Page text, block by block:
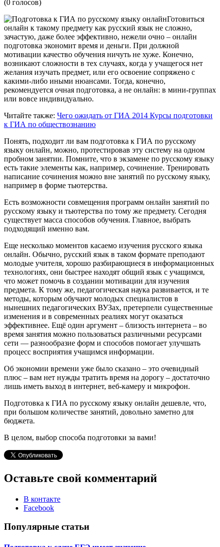
(0 голосов)
Готовиться
онлайн к такому предмету как русский язык не сложно,
зачастую, даже более эффективно, нежели очно – онлайн
подготовка экономит время и деньги. При должной
мотивации качество обучения ничуть не хуже. Конечно,
возникают сложности в тех случаях, когда у учащегося нет
желания изучать предмет, или его освоение сопряжено с
какими-либо иными нюансами. Тогда, конечно,
рекомендуется очная подготовка, а не онлайн: в мини-группах
или вовсе индивидуально.
Читайте также: Чего ожидать от ГИА 2014 Курсы подготовки
к ГИА по обществознанию
Понять, подходит ли вам подготовка к ГИА по русскому
языку онлайн, можно, протестировав эту систему на одном
пробном занятии. Помните, что в экзамене по русскому языку
есть такие элементы как, например, сочинение. Тренировать
написание сочинения можно вне занятий по русскому языку,
например в форме тьютерства.
Есть возможности совмещения программ онлайн занятий по
русскому языку и тьютерства по тому же предмету. Сегодня
существует масса способов обучения. Главное, выбрать
подходящий именно вам.
Еще несколько моментов касаемо изучения русского языка
онлайн. Обычно, русский язык в таком формате преподают
молодые учителя, хорошо разбирающиеся в информационных
технологиях, они быстрее находят общий язык с учащимся,
что может помочь в создании мотивации для изучения
предмета. К тому же, педагогическая наука развивается, и те
методы, которым обучают молодых специалистов в
нынешних педагогических ВУЗах, претерпели существенные
изменения и в современных реалиях могут оказаться
эффективнее. Ещё один аргумент – близость интернета – во
время занятия можно пользоваться различными ресурсами
сети — разнообразие форм и способов помогает улучшать
процесс восприятия учащимся информации.
Об экономии времени уже было сказано – это очевидный
плюс – вам нет нужды тратить время на дорогу – достаточно
лишь иметь выход в интернет, веб-камеру и микрофон.
Подготовка к ГИА по русскому языку онлайн дешевле, что,
при большом количестве занятий, довольно заметно для
бюджета.
В целом, выбор способа подготовки за вами!
Оставьте свой комментарий
В контакте
Facebook
Популярные статьи